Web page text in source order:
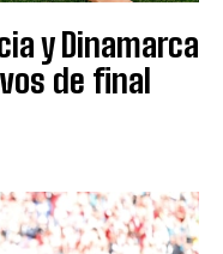
y Dinamarca
de final